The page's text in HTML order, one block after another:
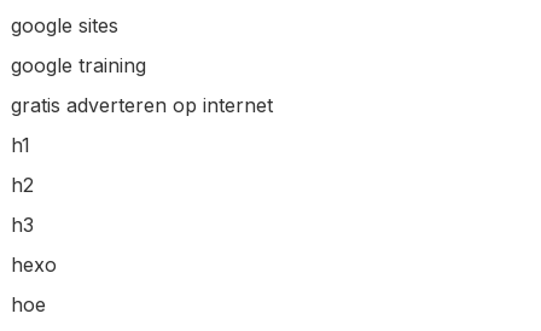
google sites
google training
gratis adverteren op internet
h1
h2
h3
hexo
hoe